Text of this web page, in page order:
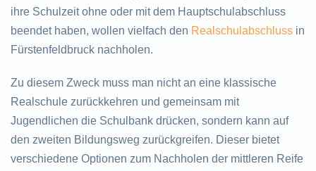
ihre Schulzeit ohne oder mit dem Hauptschulabschluss
beendet haben, wollen vielfach den Realschulabschluss in
Fürstenfeldbruck nachholen.
Zu diesem Zweck muss man nicht an eine klassische
Realschule zurückkehren und gemeinsam mit
Jugendlichen die Schulbank drücken, sondern kann auf
den zweiten Bildungsweg zurückgreifen. Dieser bietet
verschiedene Optionen zum Nachholen der mittleren Reife